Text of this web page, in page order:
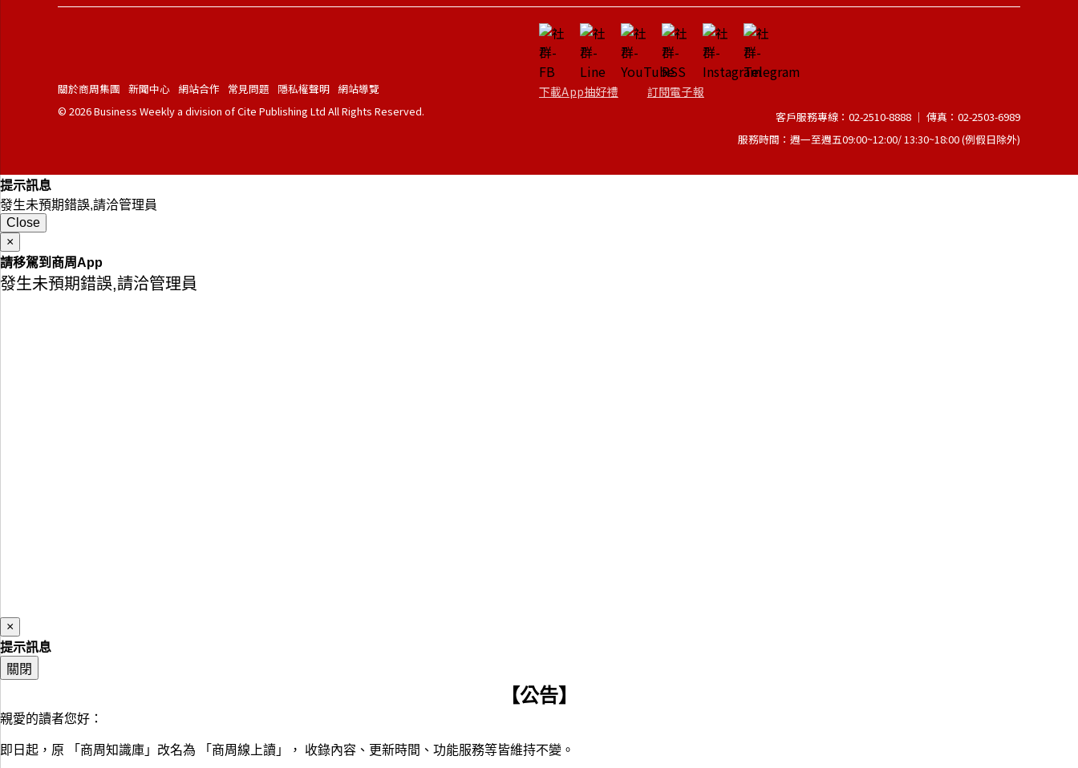
關於商周集團 新聞中心 網站合作 常見問題 隱私權聲明 網站導覽
© 2026 Business Weekly a division of Cite Publishing Ltd All Rights Reserved.
下載App抽好禮 訂閱電子報
客戶服務專線：02-2510-8888 │ 傳真：02-2503-6989
服務時間：週一至週五09:00~12:00/ 13:30~18:00 (例假日除外)
提示訊息
發生未預期錯誤,請洽管理員
Close
×
請移駕到商周App
發生未預期錯誤,請洽管理員
×
提示訊息
關閉
【公告】
親愛的讀者您好：
即日起，原 「商周知識庫」改名為 「商周線上讀」， 收錄內容、更新時間、功能服務等皆維持不變。